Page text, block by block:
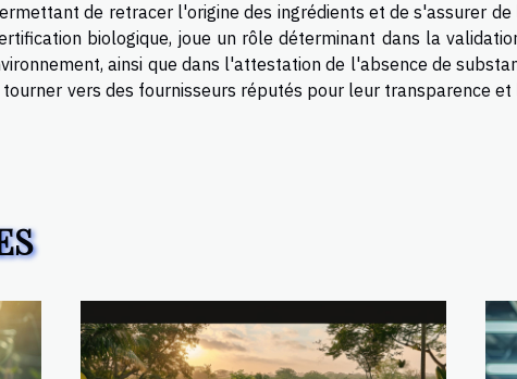
de retracer l'origine des ingrédients et de s'assurer de
biologique, joue un rôle déterminant dans la
ainsi que dans l'attestation de l'absence de
tourner vers des fournisseurs réputés pour leur transparence et